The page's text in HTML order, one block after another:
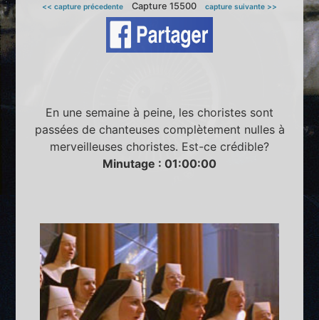
<< capture précedente Capture 15500 capture suivante >>
En une semaine à peine, les choristes sont
passées de chanteuses complètement nulles à
merveilleuses choristes. Est-ce crédible?
Minutage : 01:00:00